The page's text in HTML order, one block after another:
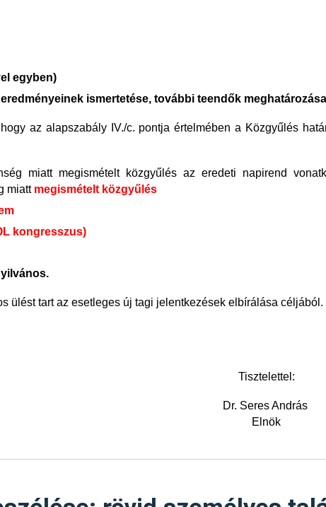
egyben)
ismertetése, további teendők meghatározása
az alapszabály IV./c. pontja értelmében a Közgyűlés
miatt megismételt közgyűlés az eredeti napirend
miatt megismételt közgyűlés
kongresszus)
ülést tart az esetleges új tagi jelentkezések elbírálása céljából.
Tisztelettel:
Dr. Seres András
Elnök